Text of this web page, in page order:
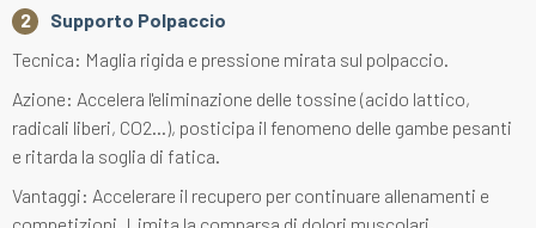
Supporto Polpaccio
Tecnica: Maglia rigida e pressione mirata sul polpaccio.
Azione: Accelera l'eliminazione delle tossine (acido lattico,
radicali liberi, CO2...), posticipa il fenomeno delle gambe pesanti
e ritarda la soglia di fatica.
Vantaggi: Accelerare il recupero per continuare allenamenti e